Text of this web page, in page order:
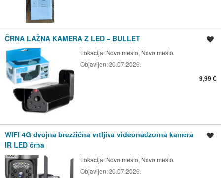
ČRNA LAŽNA KAMERA Z LED – BULLET
Lokacija: Novo mesto, Novo mesto
Objavljen:20.07.2026.
9,99 €
WIFI 4G dvojna brezžična vrtljiva videonadzorna kamera
IR LED črna
Lokacija: Novo mesto, Novo mesto
Objavljen:20.07.2026.